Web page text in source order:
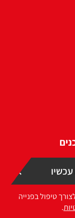
טיפול בפנייה
.